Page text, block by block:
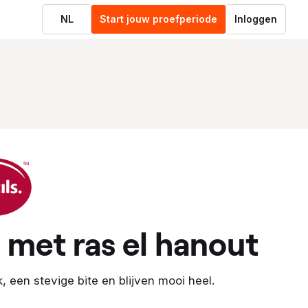
NL Start jouw proefperiode Inloggen
met ras el hanout
een stevige bite en blijven mooi heel.